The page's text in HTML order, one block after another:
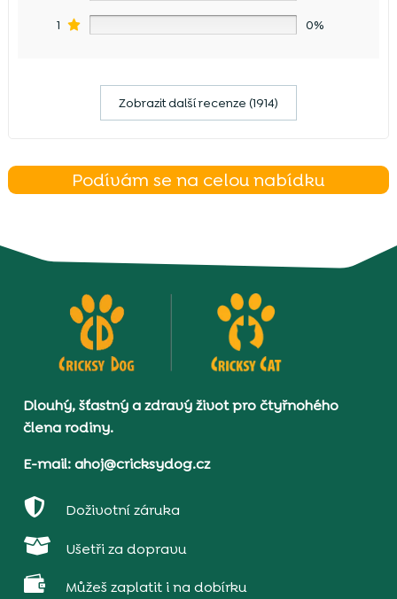
1 0%
Zobrazit další recenze (1914)
Podívám se na celou nabídku
Dlouhý, šťastný a zdravý život pro čtyřnohého
člena rodiny.
E-mail: ahoj@cricksydog.cz
 Doživotní záruka
 Ušetři za dopravu
 Můžeš zaplatit i na dobírku